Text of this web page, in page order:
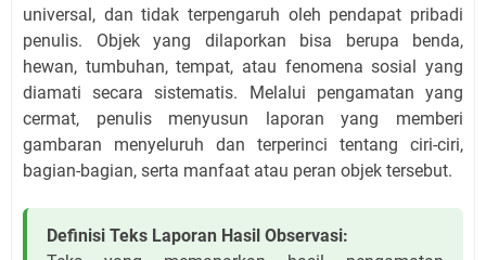
universal, dan tidak terpengaruh oleh pendapat pribadi
penulis. Objek yang dilaporkan bisa berupa benda,
hewan, tumbuhan, tempat, atau fenomena sosial yang
diamati secara sistematis. Melalui pengamatan yang
cermat, penulis menyusun laporan yang memberi
gambaran menyeluruh dan terperinci tentang ciri-ciri,
bagian-bagian, serta manfaat atau peran objek tersebut.
Definisi Teks Laporan Hasil Observasi: